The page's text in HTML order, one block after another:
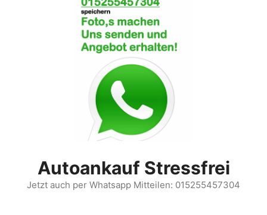
Autoankauf Stressfrei
Jetzt auch per Whatsapp Mitteilen: 015255457304